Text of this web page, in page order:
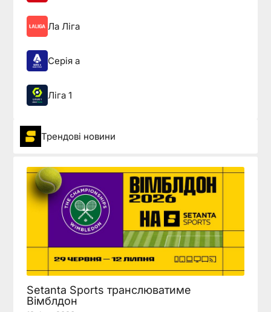
Ла Ліга
Серія а
Ліга 1
Трендові новини
Setanta Sports транслюватиме
Вімблдон